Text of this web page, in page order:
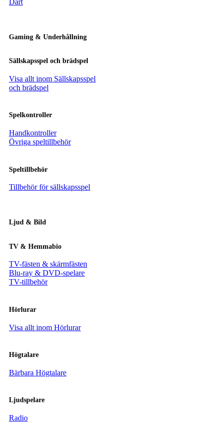
Gaming & Underhållning
Sällskapsspel och brädspel
Visa allt inom Sällskapsspel
och brädspel
Spelkontroller
Handkontroller
Övriga speltillbehör
Speltillbehör
Tillbehör för sällskapsspel
Ljud & Bild
TV & Hemmabio
TV-fästen & skärmfästen
Blu-ray & DVD-spelare
TV-tillbehör
Hörlurar
Visa allt inom Hörlurar
Högtalare
Bärbara Högtalare
Ljudspelare
Radio